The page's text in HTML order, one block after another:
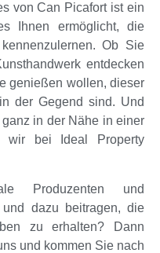
von Can Picafort ist ein
Ihnen ermöglicht, die
Ob Sie
entdecken
genießen wollen, dieser
der Gegend sind. Und
in der Nähe in einer
wir bei Ideal Property
Produzenten und
und dazu beitragen, die
zu erhalten? Dann
und kommen Sie nach